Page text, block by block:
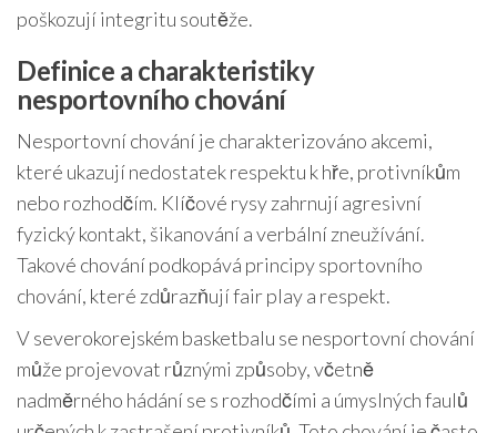
poškozují integritu soutěže.
Definice a charakteristiky
nesportovního chování
Nesportovní chování je charakterizováno akcemi,
které ukazují nedostatek respektu k hře, protivníkům
nebo rozhodčím. Klíčové rysy zahrnují agresivní
fyzický kontakt, šikanování a verbální zneužívání.
Takové chování podkopává principy sportovního
chování, které zdůrazňují fair play a respekt.
V severokorejském basketbalu se nesportovní chování
může projevovat různými způsoby, včetně
nadměrného hádání se s rozhodčími a úmyslných faulů